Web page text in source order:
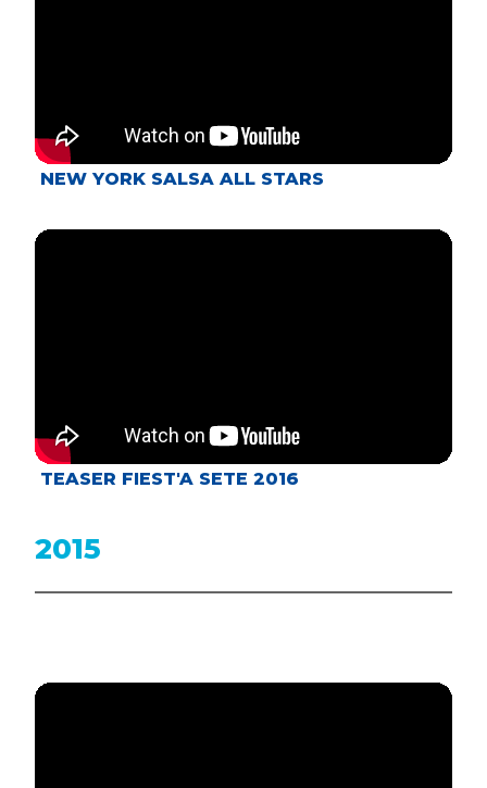
NEW YORK SALSA ALL STARS
TEASER FIEST'A SETE 2016
2015